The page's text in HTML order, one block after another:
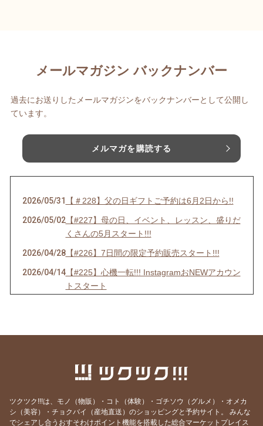
メールマガジン バックナンバー
過去にお送りしたメールマガジンをバックナンバーとして公開し
ています。
メルマガを購読する
2026/05/31 【＃228】父の日ギフトご予約は6月2日から!!
2026/05/02【#227】母の日、イベント、レッスン、盛りだ
くさんの5月スタート!!!
2026/04/28【#226】7日間の限定予約販売スタート!!!
2026/04/14【#225】心機一転!!! InstagramおNEWアカウン
トスタート
2026/03/05【#223】ホワイトデーおやつのご予約は【本日
2026年ホワイトデーおやつ、ご予約スタート!!
2026/02/04【#220】バレンタイン予約は2月5日(木)まで!!
ツクツク!!!は、モノ（物販）・コト（体験）・ゴチソウ（グルメ）・オメカ
シ（美容）・チョクバイ（産地直送）のショッピングと予約サイト。
みんな
でシェアし合うおすそわけポイント機能を搭載した総合マーケットプレイス